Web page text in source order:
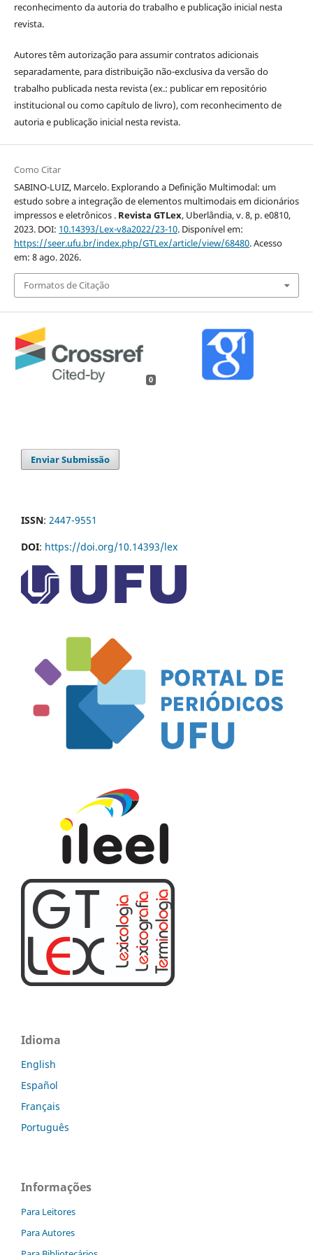
reconhecimento da autoria do trabalho e publicação inicial nesta
revista.
Autores têm autorização para assumir contratos adicionais
separadamente, para distribuição não-exclusiva da versão do
trabalho publicada nesta revista (ex.: publicar em repositório
institucional ou como capítulo de livro), com reconhecimento de
autoria e publicação inicial nesta revista.
Como Citar
SABINO-LUIZ, Marcelo. Explorando a Definição Multimodal: um
estudo sobre a integração de elementos multimodais em dicionários
impressos e eletrônicos . Revista GTLex, Uberlândia, v. 8, p. e0810,
2023. DOI: 10.14393/Lex-v8a2022/23-10. Disponível em:
https://seer.ufu.br/index.php/GTLex/article/view/68480. Acesso
em: 8 ago. 2026.
Formatos de Citação
0
Enviar Submissão
ISSN: 2447-9551
DOI: https://doi.org/10.14393/lex
Idioma
English
Español
Français
Português
Informações
Para Leitores
Para Autores